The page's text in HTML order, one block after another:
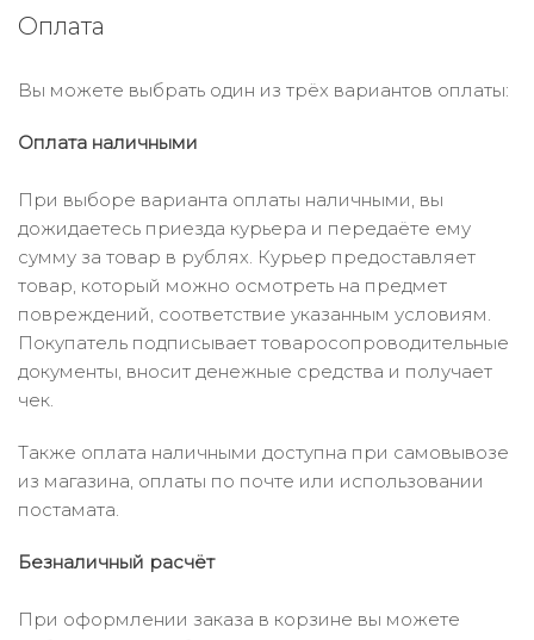
Оплата
Вы можете выбрать один из трёх вариантов оплаты:
Оплата наличными
При выборе варианта оплаты наличными, вы
дожидаетесь приезда курьера и передаёте ему
сумму за товар в рублях. Курьер предоставляет
товар, который можно осмотреть на предмет
повреждений, соответствие указанным условиям.
Покупатель подписывает товаросопроводительные
документы, вносит денежные средства и получает
чек.
Также оплата наличными доступна при самовывозе
из магазина, оплаты по почте или использовании
постамата.
Безналичный расчёт
При оформлении заказа в корзине вы можете